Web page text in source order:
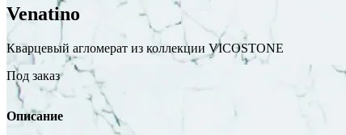
Venatino
Кварцевый агломерат из коллекции VICOSTONE
Под заказ
Описание